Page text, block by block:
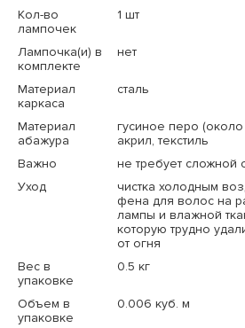
Кол-во
лампочек
1 шт
Лампочка(и) в
комплекте
нет
Материал
каркаса
сталь
Материал
абажура
гусиное перо
акрил, текстиль
Важно
не требует сложной
Уход
чистка холодным
фена для волос на
лампы и влажной
которую трудно
от огня
Вес в
упаковке
0.5 кг
Объем в
упаковке
0.006 куб. м